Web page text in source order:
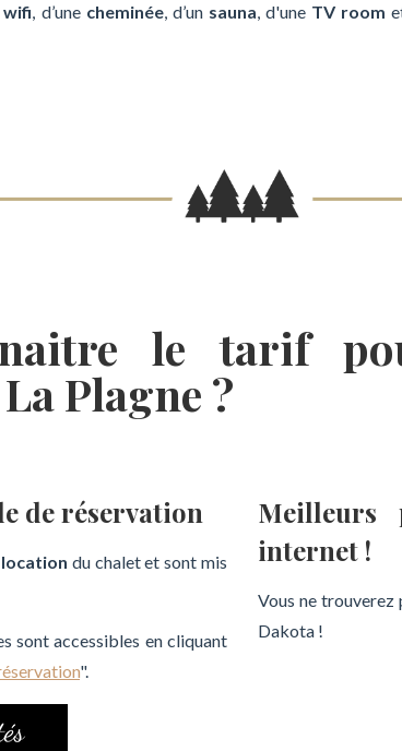
wifi, d’une cheminée, d’un sauna, d'une TV room
le tarif
Plagne ?
de réservation
du chalet et sont mis
sont accessibles en cliquant
".
internet !
Vous ne trouverez
Dakota !